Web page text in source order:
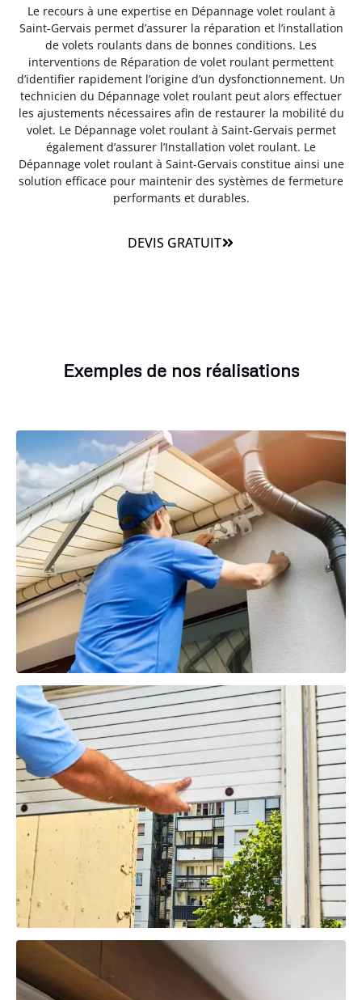
Le recours à une expertise en Dépannage volet roulant à
Saint-Gervais permet d’assurer la réparation et l’installation
de volets roulants dans de bonnes conditions. Les
interventions de Réparation de volet roulant permettent
d’identifier rapidement l’origine d’un dysfonctionnement. Un
technicien du Dépannage volet roulant peut alors effectuer
les ajustements nécessaires afin de restaurer la mobilité du
volet. Le Dépannage volet roulant à Saint-Gervais permet
également d’assurer l’Installation volet roulant. Le
Dépannage volet roulant à Saint-Gervais constitue ainsi une
solution efficace pour maintenir des systèmes de fermeture
performants et durables.
DEVIS GRATUIT
Exemples de nos réalisations